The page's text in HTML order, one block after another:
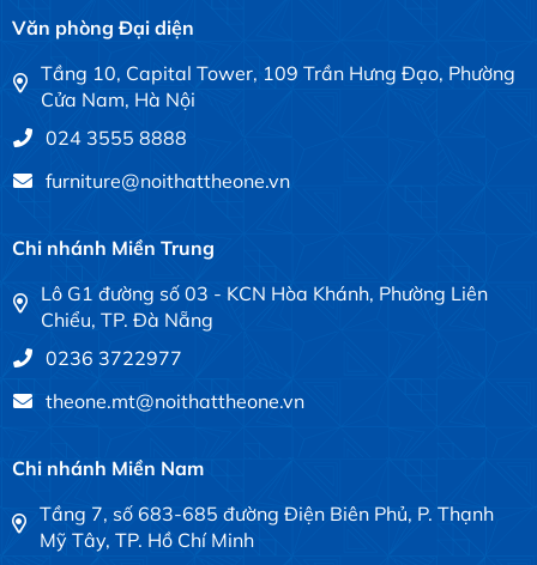
Văn phòng Đại diện
Tầng 10, Capital Tower, 109 Trần Hưng Đạo, Phường
Cửa Nam, Hà Nội
024 3555 8888
furniture@noithattheone.vn
Chi nhánh Miền Trung
Lô G1 đường số 03 - KCN Hòa Khánh, Phường Liên
Chiểu, TP. Đà Nẵng
0236 3722977
theone.mt@noithattheone.vn
Chi nhánh Miền Nam
Tầng 7, số 683-685 đường Điện Biên Phủ, P. Thạnh
Mỹ Tây, TP. Hồ Chí Minh